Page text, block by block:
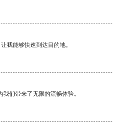
我能够快速到达目的地。
们带来了无限的流畅体验。